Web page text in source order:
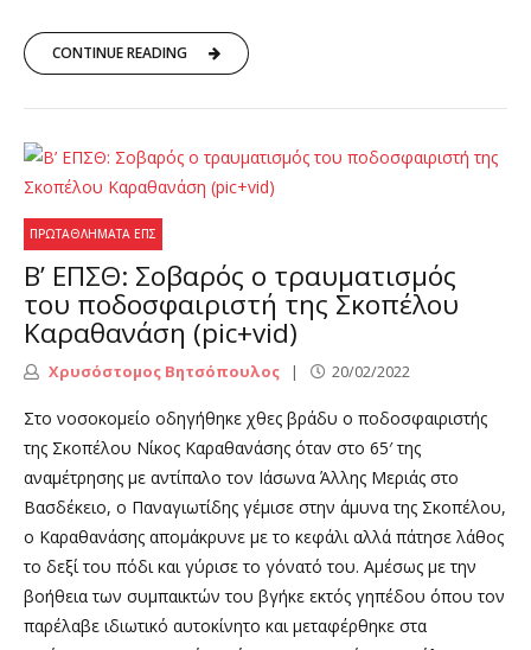
CONTINUE READING
ΠΡΩΤΑΘΛΉΜΑΤΑ ΕΠΣ
Β’ ΕΠΣΘ: Σοβαρός ο τραυματισμός
του ποδοσφαιριστή της Σκοπέλου
Καραθανάση (pic+vid)
Χρυσόστομος Βητσόπουλος 20/02/2022
Στο νοσοκομείο οδηγήθηκε χθες βράδυ ο ποδοσφαιριστής
της Σκοπέλου Νίκος Καραθανάσης όταν στο 65′ της
αναμέτρησης με αντίπαλο τον Ιάσωνα Άλλης Μεριάς στο
Βασδέκειο, ο Παναγιωτίδης γέμισε στην άμυνα της Σκοπέλου,
ο Καραθανάσης απομάκρυνε με το κεφάλι αλλά πάτησε λάθος
το δεξί του πόδι και γύρισε το γόνατό του. Αμέσως με την
βοήθεια των συμπαικτών του βγήκε εκτός γηπέδου όπου τον
παρέλαβε ιδιωτικό αυτοκίνητο και μεταφέρθηκε στα